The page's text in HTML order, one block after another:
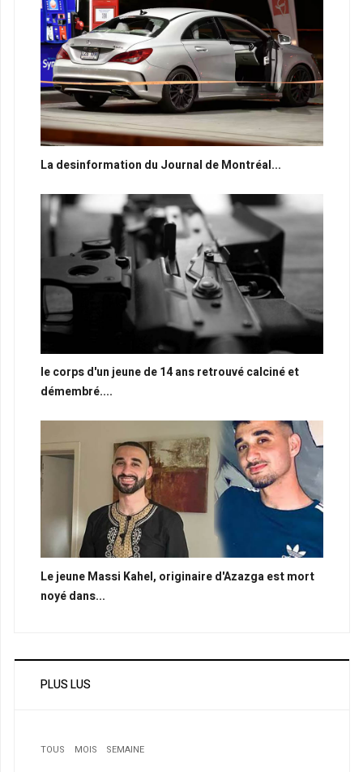
La desinformation du Journal de Montréal...
le corps d'un jeune de 14 ans retrouvé calciné et
démembré....
Le jeune Massi Kahel, originaire d'Azazga est mort
noyé dans...
PLUS LUS
TOUS MOIS
SEMAINE